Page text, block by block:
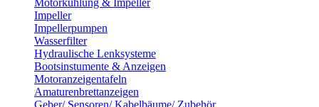
Motorkühlung & Impeller
Impeller
Impellerpumpen
Wasserfilter
Hydraulische Lenksysteme
Bootsinstumente & Anzeigen
Motoranzeigentafeln
Amaturenbrettanzeigen
Geber/ Sensoren/ Kabelbäume/ Zubehör